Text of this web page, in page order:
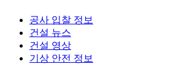
공사 입찰 정보
건설 뉴스
건설 영상
기상 안전 정보